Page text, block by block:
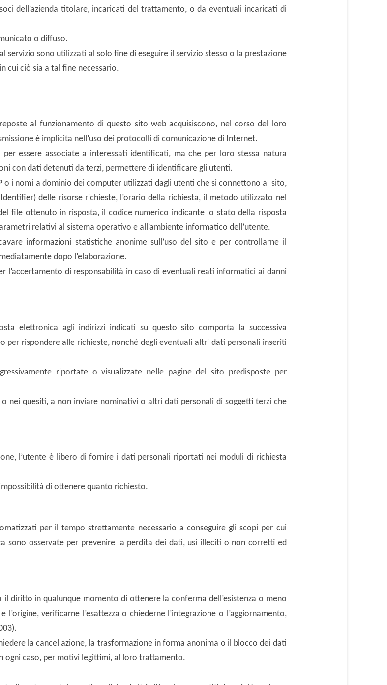
dell’azienda titolare, incaricati del trattamento, o da eventuali incaricati di
o diffuso.
servizio sono utilizzati al solo fine di eseguire il servizio stesso o la prestazione
cui ciò sia a tal fine necessario.
al funzionamento di questo sito web acquisiscono, nel corso del loro
è implicita nell’uso dei protocolli di comunicazione di Internet.
essere associate a interessati identificati, ma che per loro stessa natura
con dati detenuti da terzi, permettere di identificare gli utenti.
o i nomi a dominio dei computer utilizzati dagli utenti che si connettono al sito,
delle risorse richieste, l’orario della richiesta, il metodo utilizzato nel
file ottenuto in risposta, il codice numerico indicante lo stato della risposta
relativi al sistema operativo e all’ambiente informatico dell’utente.
informazioni statistiche anonime sull’uso del sito e per controllarne il
dopo l’elaborazione.
l’accertamento di responsabilità in caso di eventuali reati informatici ai danni
elettronica agli indirizzi indicati su questo sito comporta la successiva
per rispondere alle richieste, nonché degli eventuali altri dati personali inseriti
riportate o visualizzate nelle pagine del sito predisposte per
nei quesiti, a non inviare nominativi o altri dati personali di soggetti terzi che
l’utente è libero di fornire i dati personali riportati nei moduli di richiesta
di ottenere quanto richiesto.
per il tempo strettamente necessario a conseguire gli scopi per cui
sono osservate per prevenire la perdita dei dati, usi illeciti o non corretti ed
il diritto in qualunque momento di ottenere la conferma dell’esistenza o meno
verificarne l’esattezza o chiederne l’integrazione o l’aggiornamento,
la cancellazione, la trasformazione in forma anonima o il blocco dei dati
ogni caso, per motivi legittimi, al loro trattamento.